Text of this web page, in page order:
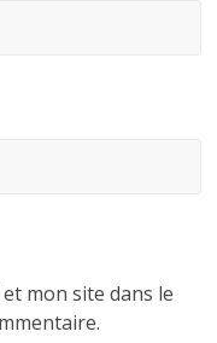
mon site dans le